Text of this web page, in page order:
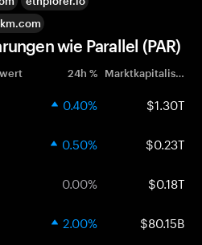
wie Parallel (PAR)
24h % Marktkapitalisierung
0.40% $1.30T
0.50% $0.23T
0.00% $0.18T
2.00% $80.15B